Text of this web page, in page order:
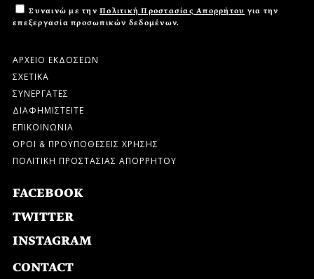
Συναινώ με την Πολιτική Προστασίας Απορρήτου για την
επεξεργασία προσωπικών δεδομένων.
ΑΡΧΕΙΟ ΕΚΔΟΣΕΩΝ
ΣΧΕΤΙΚΑ
ΣΥΝΕΡΓΑΤΕΣ
ΔΙΑΦΗΜΙΣΤΕΙΤΕ
ΕΠΙΚΟΙΝΩΝΙΑ
ΟΡΟΙ & ΠΡΟΫΠΟΘΕΣΕΙΣ ΧΡΗΣΗΣ
ΠΟΛΙΤΙΚΗ ΠΡΟΣΤΑΣΙΑΣ ΑΠΟΡΡΗΤΟΥ
FACEBOOK
TWITTER
INSTAGRAM
CONTACT